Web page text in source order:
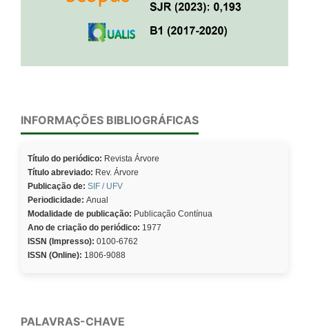
INFORMAÇÕES BIBLIOGRÁFICAS
Título do periódico: Revista Árvore
Título abreviado: Rev. Árvore
Publicação de: SIF / UFV
Periodicidade: Anual
Modalidade de publicação: Publicação Contínua
Ano de criação do periódico: 1977
ISSN (Impresso): 0100-6762
ISSN (Online): 1806-9088
PALAVRAS-CHAVE